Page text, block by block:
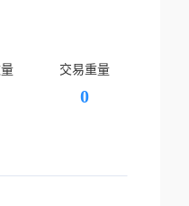
交易重量
0